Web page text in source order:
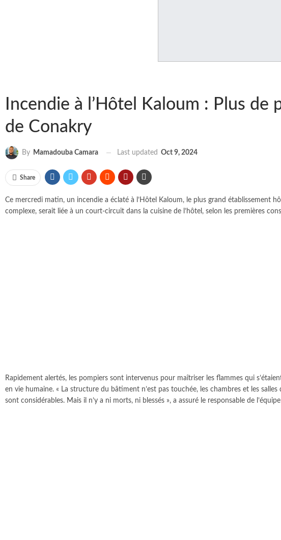
Incendie à l’Hôtel Kaloum : Plus
de Conakry
By Mamadouba Camara Last updated Oct 9, 2024
Share
Ce mercredi matin, un incendie a éclaté à l’Hôtel Kaloum, le plus grand établissement
complexe, serait liée à un court-circuit dans la cuisine de l’hôtel, selon les premières
Rapidement alertés, les pompiers sont intervenus pour maîtriser les flammes qui
en vie humaine. « La structure du bâtiment n’est pas touchée, les chambres et les
sont considérables. Mais il n’y a ni morts, ni blessés », a assuré le responsable de